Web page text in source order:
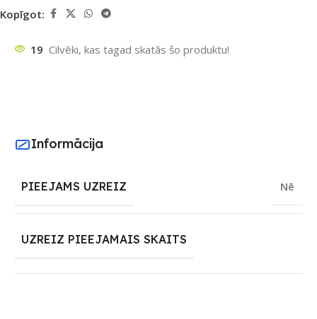
Kopīgot:
19 Cilvēki, kas tagad skatās šo produktu!
Informācija
PIEEJAMS UZREIZ Nē
UZREIZ PIEEJAMAIS SKAITS